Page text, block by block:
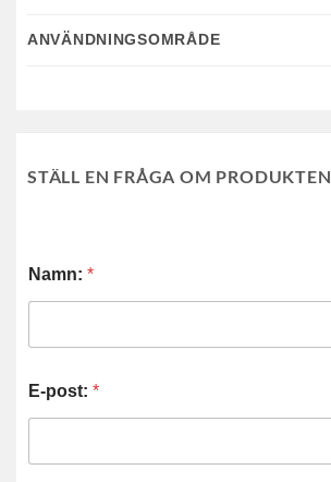
ANVÄNDNINGSOMRÅDE
STÄLL EN FRÅGA OM PRODUKTEN
Namn: *
E-post: *